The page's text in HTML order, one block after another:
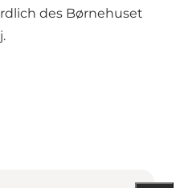
des Børnehuset